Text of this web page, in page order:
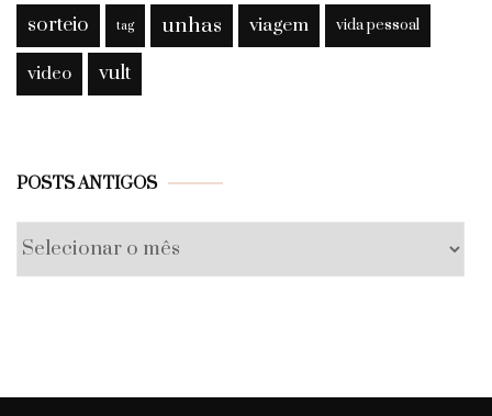
sorteio tag unhas viagem vida pessoal
video vult
POSTS ANTIGOS
Posts